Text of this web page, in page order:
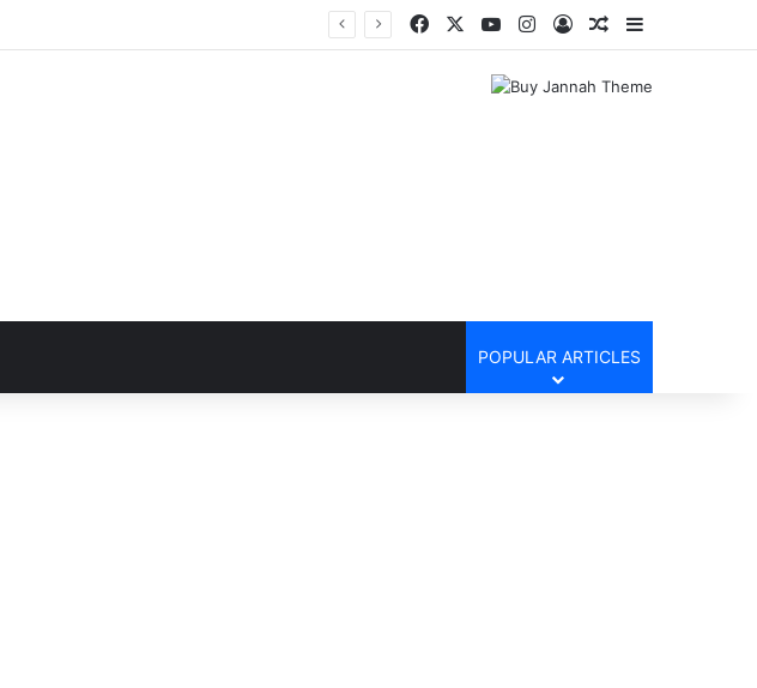
Facebook YouTubeInstagram
Log InRandom Article
POPULAR ARTICLES